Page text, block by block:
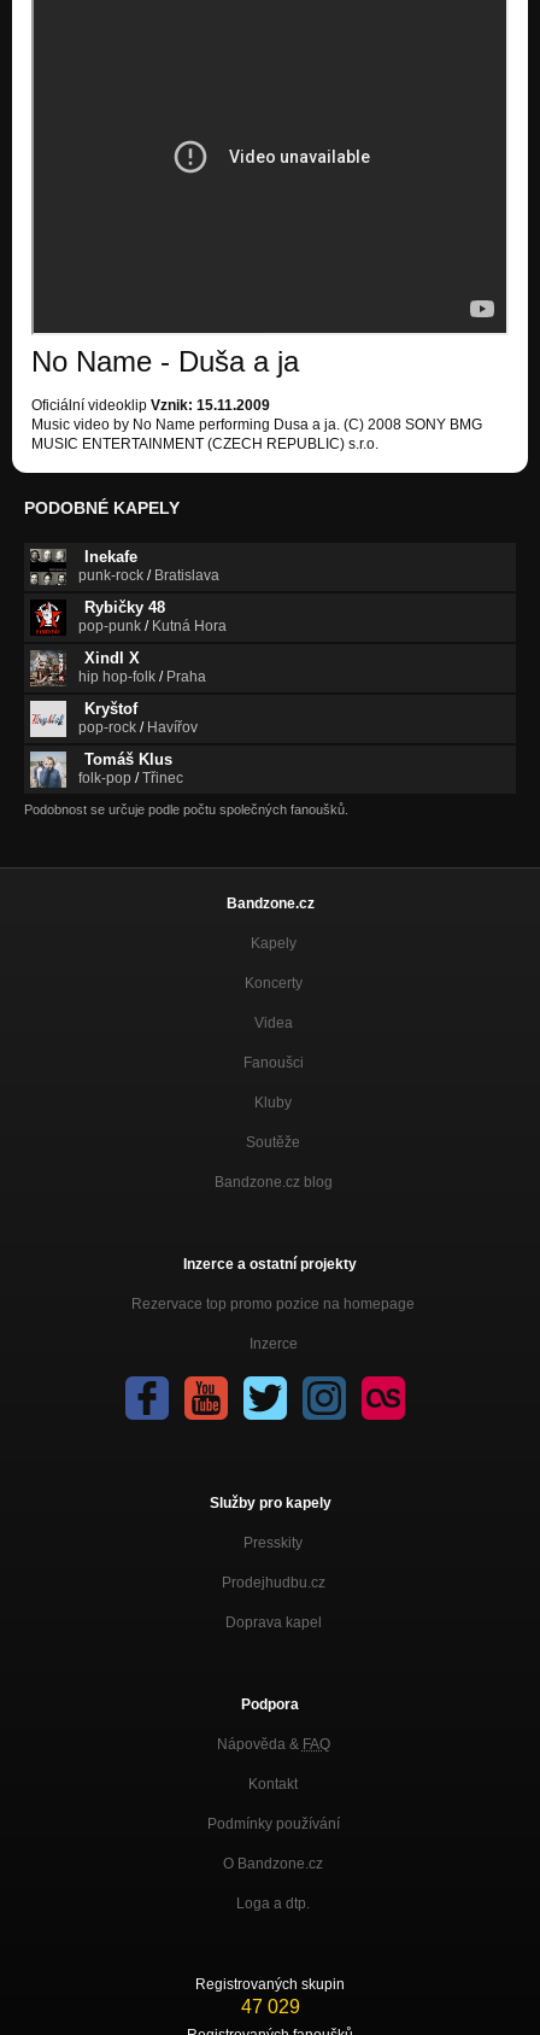
No Name - Duša a ja
Oficiální videoklip Vznik: 15.11.2009
Music video by No Name performing Dusa a ja. (C) 2008 SONY BMG
MUSIC ENTERTAINMENT (CZECH REPUBLIC) s.r.o.
PODOBNÉ KAPELY
Inekafe
punk-rock / Bratislava
Rybičky 48
pop-punk / Kutná Hora
Xindl X
hip hop-folk / Praha
Kryštof
pop-rock / Havířov
Tomáš Klus
folk-pop /Třinec
Podobnost se určuje podle počtu společných fanoušků.
Bandzone.cz
Kapely
Koncerty
Videa
Fanoušci
Kluby
Soutěže
Bandzone.cz blog
Inzerce a ostatní projekty
Rezervace top promo pozice na homepage
Inzerce
Služby pro kapely
Presskity
Prodejhudbu.cz
Doprava kapel
Podpora
Nápověda & FAQ
Kontakt
Podmínky používání
O Bandzone.cz
Loga a dtp.
Registrovaných skupin
47 029